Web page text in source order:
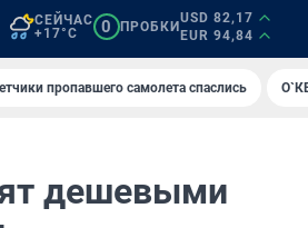
СЕЙЧАС
+17°C
0 ПРОБКИ
USD 82,17
EUR 94,84
пропавшего самолета спаслись
дешевыми